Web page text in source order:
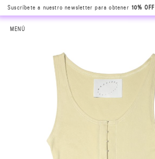
Suscríbete a nuestro newsletter para obtener10% OFF
MENÚ